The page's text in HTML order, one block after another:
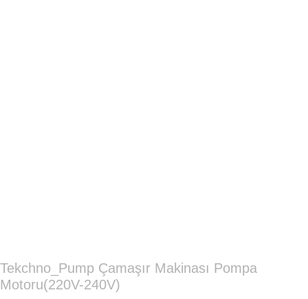
Tekchno_Pump Çamaşır Makinası Pompa
Motoru(220V-240V)